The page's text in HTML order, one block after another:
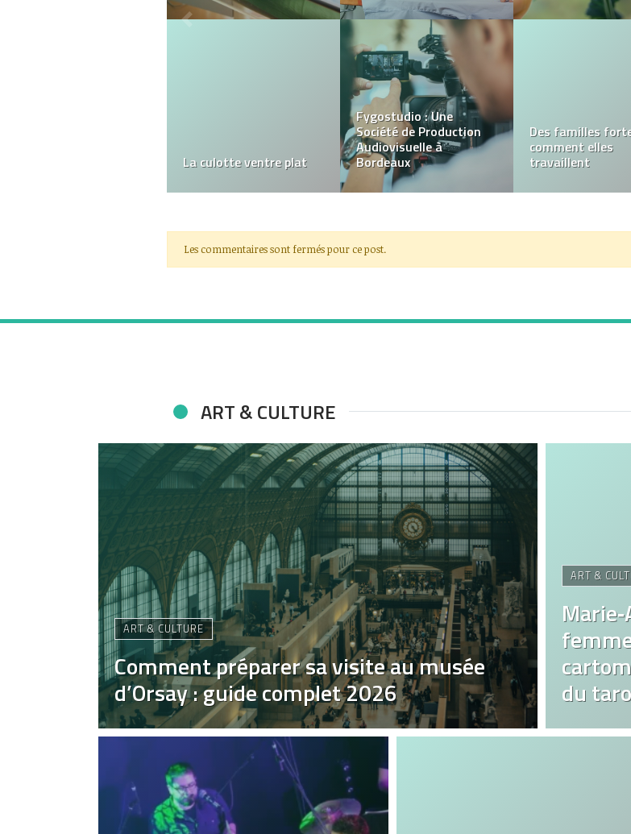
cheveux brésiliens?
Après Corona Virus : les
industries les plus
touchées
Dream Home [Are
Realiiiiiiiiity]
Les commentaires sont fermés pour ce post.
ART & CULTURE
ART & CULTURE
Comment préparer sa visite au musée
d’Orsay : guide complet 2026
ART &
du